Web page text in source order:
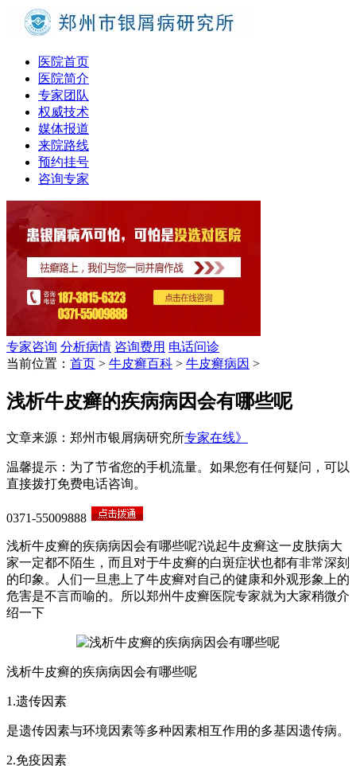
医院首页
医院简介
专家团队
权威技术
媒体报道
来院路线
预约挂号
咨询专家
专家咨询 分析病情 咨询费用 电话问诊
当前位置： 首页 > 牛皮癣百科 > 牛皮癣病因 >
浅析牛皮癣的疾病病因会有哪些呢
文章来源：郑州市银屑病研究所专家在线》
温馨提示：为了节省您的手机流量。如果您有任何疑问，可以
直接拨打免费电话咨询。
0371-55009888
浅析牛皮癣的疾病病因会有哪些呢?说起牛皮癣这一皮肤病大
家一定都不陌生，而且对于牛皮癣的白斑症状也都有非常深刻
的印象。人们一旦患上了牛皮癣对自己的健康和外观形象上的
危害是不言而喻的。所以郑州牛皮癣医院专家就为大家稍微介
绍一下
浅析牛皮癣的疾病病因会有哪些呢
1.遗传因素
是遗传因素与环境因素等多种因素相互作用的多基因遗传病。
2.免疫因素